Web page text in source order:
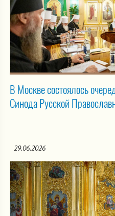
В Москве состоялось
Синода Русской
29.06.2026